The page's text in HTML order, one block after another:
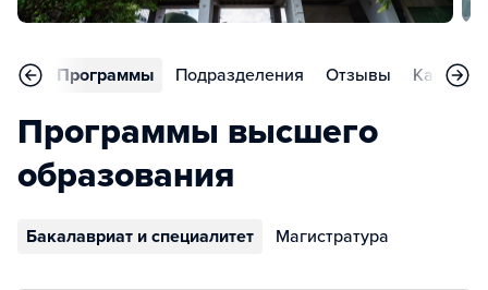
Программы Подразделения Отзывы Карьера
Программы высшего
образования
Бакалавриат и специалитет Магистратура